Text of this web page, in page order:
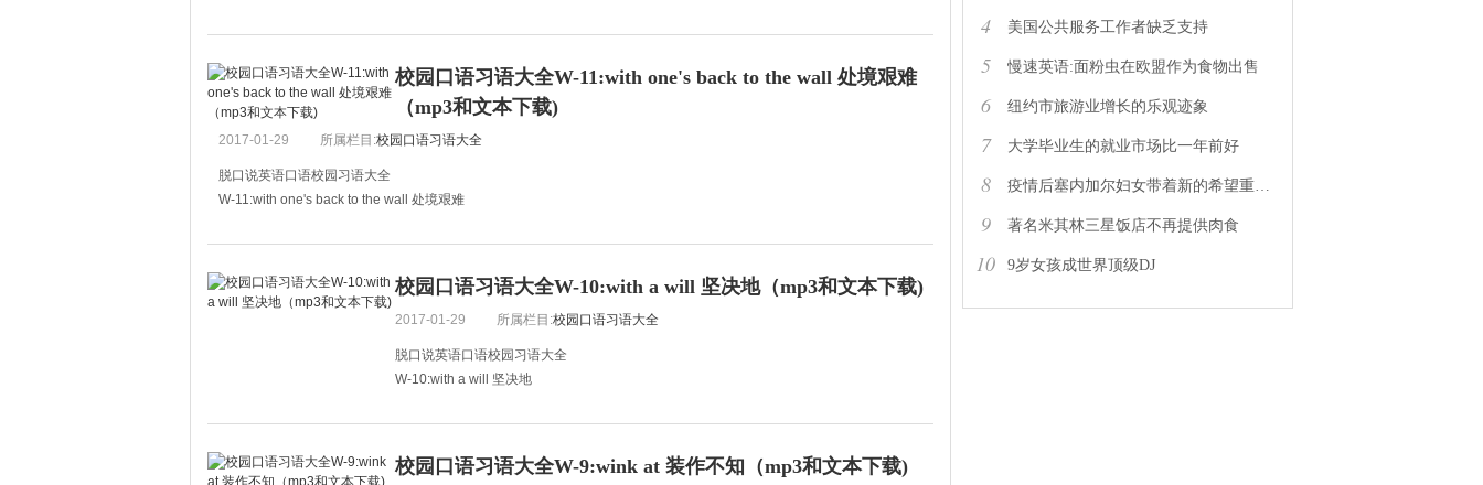
A:真滑稽，他竟然不知道今天有考试。
B:Quite normal.
B：这一点儿
校园口语习语大全W-11:with one's back to the wall 处境艰难
（mp3和文本下载)
2017-01-29 所属栏目:校园口语习语大全
脱口说英语口语校园习语大全
W-11:with one's back to the wall 处境艰难
A:太糟了，我真是四面楚歌了。
B:What's wrong with you?
校园口语习语大全W-10:with a will 坚决地（mp3和文本下载)
2017-01-29 所属栏目:校园口语习语大全
脱口说英语口语校园习语大全
W-10:with a will 坚决地
A:我真羡慕那些钢琴弹得好的人。
B:You can learn to play it, too.
校园口语习语大全W-9:wink at 装作不知（mp3和文本下载)
4 美国公共服务工作者缺乏支持
5 慢速英语:面粉虫在欧盟作为食物出售
6 纽约市旅游业增长的乐观迹象
7 大学毕业生的就业市场比一年前好
8 疫情后塞内加尔妇女带着新的希望重返工作岗位
9 著名米其林三星饭店不再提供肉食
10 9岁女孩成世界顶级DJ